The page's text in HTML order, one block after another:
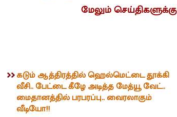
மேலும் செய்திகளுக்கு
கடும் ஆத்திரத்தில் ஹெல்மெட்டை தூக்கி
வீசி.. பேட்டை கீழே அடித்த மேத்யூ வேட்..
மைதானத்தில் பரபரப்பு.. வைரலாகும்
வீடியோ!!